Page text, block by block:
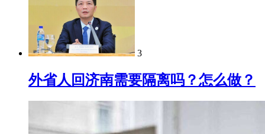
3
外省人回济南需要隔离吗？怎么做？